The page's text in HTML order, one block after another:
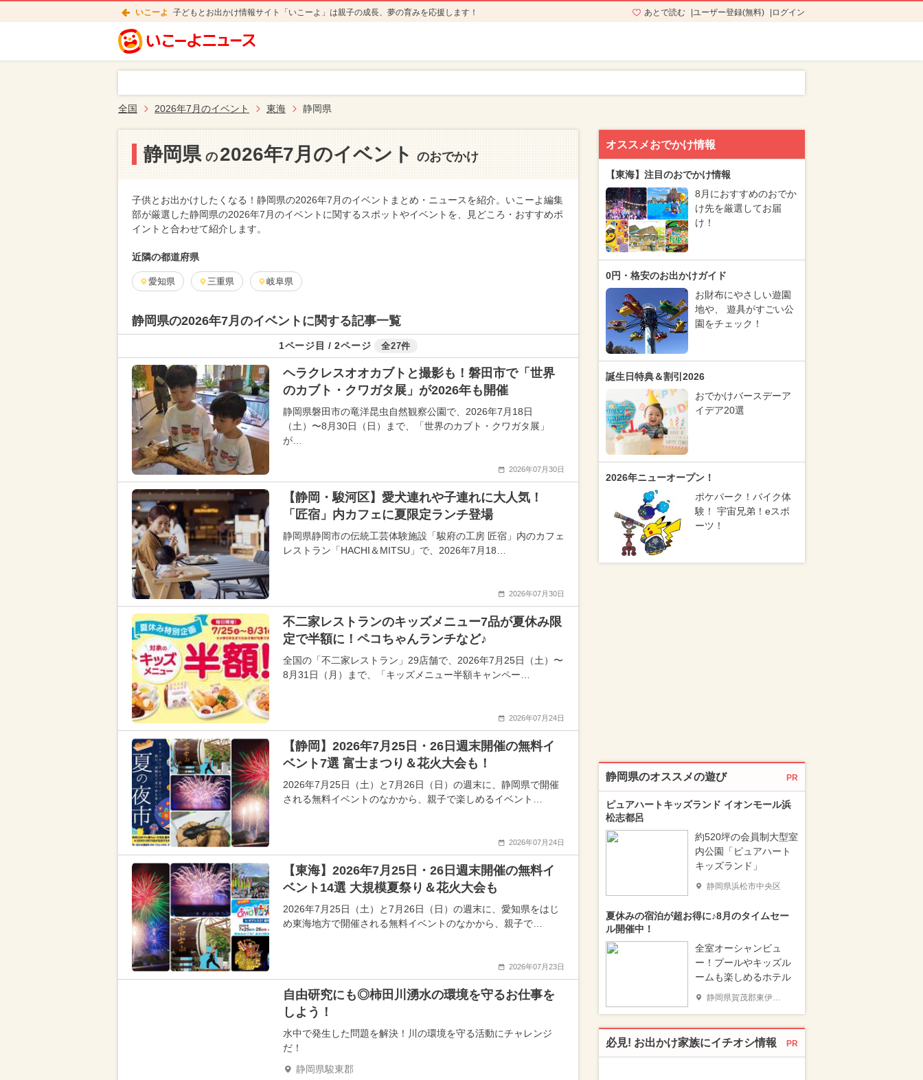
いこーよ 子どもとお出かけ情報サイト「いこーよ」は親子の成長、夢の育みを応援します！ あとで読む ユーザー登録(無料) ログイン
全国 2026年7月のイベント 東海 静岡県
静岡県 の 2026年7月のイベント のおでかけ
子供とお出かけしたくなる！静岡県の2026年7月のイベントまとめ・ニュースを紹介。いこーよ編集
部が厳選した静岡県の2026年7月のイベントに関するスポットやイベントを、見どころ・おすすめポ
イントと合わせて紹介します。
近隣の都道府県
愛知県 三重県 岐阜県
静岡県の2026年7月のイベントに関する記事一覧
1ページ目 / 2ページ 全27件
ヘラクレスオオカブトと撮影も！磐田市で「世界
のカブト・クワガタ展」が2026年も開催
静岡県磐田市の竜洋昆虫自然観察公園で、2026年7月18日
（土）〜8月30日（日）まで、「世界のカブト・クワガタ展」
が…
2026年07月30日
【静岡・駿河区】愛犬連れや子連れに大人気！
「匠宿」内カフェに夏限定ランチ登場
静岡県静岡市の伝統工芸体験施設「駿府の工房 匠宿」内のカフェ
レストラン「HACHI＆MITSU」で、2026年7月18…
2026年07月30日
不二家レストランのキッズメニュー7品が夏休み限
定で半額に！ペコちゃんランチなど♪
全国の「不二家レストラン」29店舗で、2026年7月25日（土）〜
8月31日（月）まで、「キッズメニュー半額キャンペー…
2026年07月24日
【静岡】2026年7月25日・26日週末開催の無料イ
ベント7選 富士まつり＆花火大会も！
2026年7月25日（土）と7月26日（日）の週末に、静岡県で開催
される無料イベントのなかから、親子で楽しめるイベント…
2026年07月24日
【東海】2026年7月25日・26日週末開催の無料イ
ベント14選 大規模夏祭り＆花火大会も
2026年7月25日（土）と7月26日（日）の週末に、愛知県をはじ
め東海地方で開催される無料イベントのなかから、親子で…
2026年07月23日
自由研究にも◎柿田川湧水の環境を守るお仕事を
しよう！
水中で発生した問題を解決！川の環境を守る活動にチャレンジ
だ！
静岡県駿東郡
オススメおでかけ情報
【東海】注目のおでかけ情報
8月におすすめのおでか
け先を厳選してお届
け！
0円・格安のお出かけガイド
お財布にやさしい遊園
地や、 遊具がすごい公
園をチェック！
誕生日特典＆割引2026
おでかけバースデーア
イデア20選
2026年ニューオープン！
ポケパーク！バイク体
験！ 宇宙兄弟！eスポ
ーツ！
静岡県のオススメの遊び PR
ピュアハートキッズランド イオンモール浜
松志都呂
約520坪の会員制大型室
内公園「ピュアハート
キッズランド」
静岡県浜松市中央区
夏休みの宿泊が超お得に♪8月のタイムセー
ル開催中！
全室オーシャンビュ
ー！プールやキッズル
ームも楽しめるホテル
静岡県賀茂郡東伊豆町
必見! お出かけ家族にイチオシ情報 PR